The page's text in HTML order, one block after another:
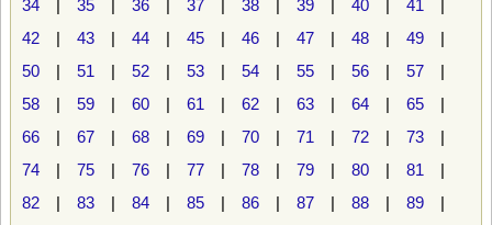
34 | 35 | 36 | 37 | 38 | 39 | 40 | 41 |
42 | 43 | 44 | 45 | 46 | 47 | 48 | 49 |
50 | 51 | 52 | 53 | 54 | 55 | 56 | 57 |
58 | 59 | 60 | 61 | 62 | 63 | 64 | 65 |
66 | 67 | 68 | 69 | 70 | 71 | 72 | 73 |
74 | 75 | 76 | 77 | 78 | 79 | 80 | 81 |
82 | 83 | 84 | 85 | 86 | 87 | 88 | 89 |